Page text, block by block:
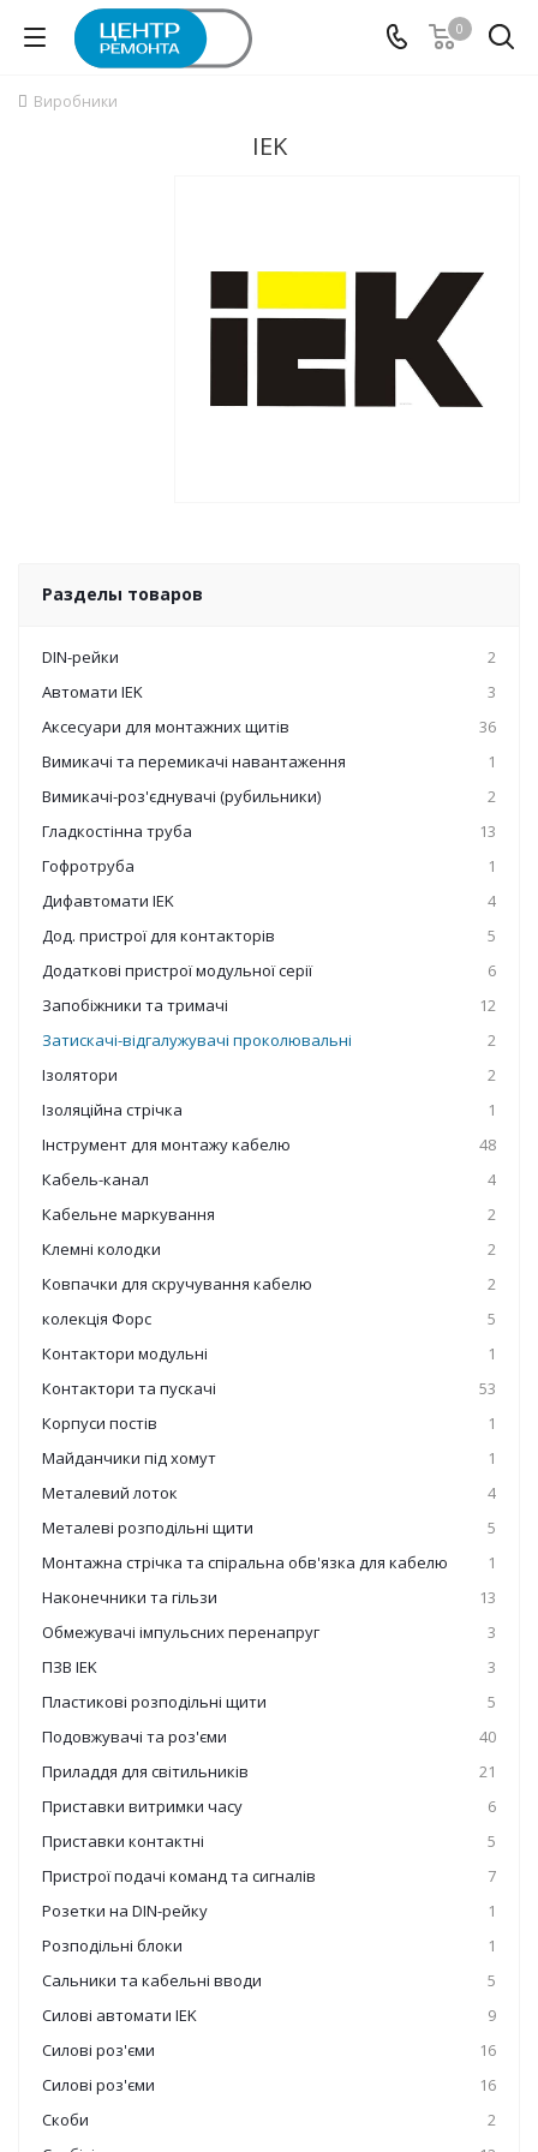
0
Виробники
IEK
Разделы товаров
DIN-рейки
2
Автомати IEK
3
Аксесуари для монтажних щитів
36
Вимикачі та перемикачі навантаження
1
Вимикачі-роз'єднувачі (рубильники)
2
Гладкостінна труба
13
Гофротруба
1
Дифавтомати IEK
4
Дод. пристрої для контакторів
5
Додаткові пристрої модульної серії
6
Запобіжники та тримачі
12
Затискачі-відгалужувачі проколювальні
2
Ізолятори
2
Ізоляційна стрічка
1
Інструмент для монтажу кабелю
48
Кабель-канал
4
Кабельне маркування
2
Клемні колодки
2
Ковпачки для скручування кабелю
2
колекція Форс
5
Контактори модульні
1
Контактори та пускачі
53
Корпуси постів
1
Майданчики під хомут
1
Металевий лоток
4
Металеві розподільні щити
5
Монтажна стрічка та спіральна обв'язка для кабелю
1
Наконечники та гільзи
13
Обмежувачі імпульсних перенапруг
3
ПЗВ IEK
3
Пластикові розподільні щити
5
Подовжувачі та роз'єми
40
Приладдя для світильників
21
Приставки витримки часу
6
Приставки контактні
5
Пристрої подачі команд та сигналів
7
Розетки на DIN-рейку
1
Розподільні блоки
1
Сальники та кабельні вводи
5
Силові автомати IEK
9
Силові роз'єми
16
Силові роз'єми
16
Скоби
2